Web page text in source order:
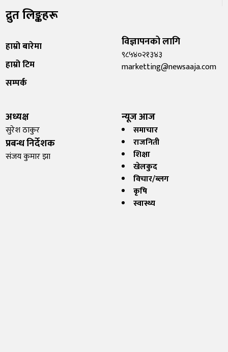
द्रुत लिङ्कहरू
हाम्रो बारेमा
हाम्रो टिम
सम्पर्क
विज्ञापनको लागि
९८५४०२१३४३
marketting@newsaaja.com
अध्यक्ष
सुरेश ठाकुर
प्रबन्ध निर्देशक
संजय कुमार झा
न्यूज आज
समाचार
राजनिती
शिक्षा
खेलकुद
विचार/ब्लग
कृषि
स्वास्थ्य